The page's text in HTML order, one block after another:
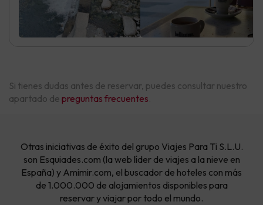
Si tienes dudas antes de reservar, puedes consultar nuestro
apartado de preguntas frecuentes.
Otras iniciativas de éxito del grupo Viajes Para Ti S.L.U.
son Esquiades.com (la web líder de viajes a la nieve en
España) y Amimir.com, el buscador de hoteles con más
de 1.000.000 de alojamientos disponibles para
reservar y viajar por todo el mundo.